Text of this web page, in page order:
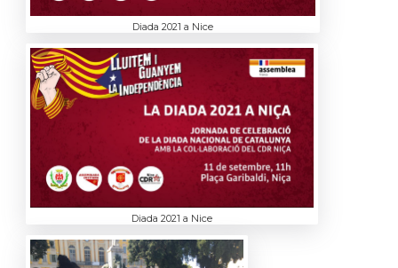
Diada 2021 a Nice
Diada 2021 a Nice